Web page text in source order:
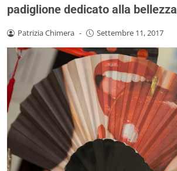
padiglione dedicato alla bellezza
Patrizia Chimera - Settembre 11, 2017